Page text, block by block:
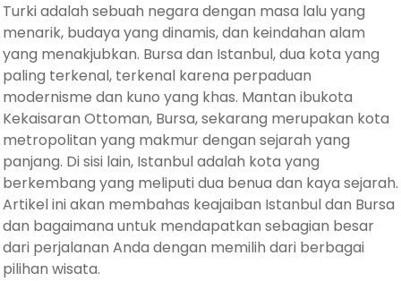
Turki adalah sebuah negara dengan masa lalu yang
menarik, budaya yang dinamis, dan keindahan alam
yang menakjubkan. Bursa dan Istanbul, dua kota yang
paling terkenal, terkenal karena perpaduan
modernisme dan kuno yang khas. Mantan ibukota
Kekaisaran Ottoman, Bursa, sekarang merupakan kota
metropolitan yang makmur dengan sejarah yang
panjang. Di sisi lain, Istanbul adalah kota yang
berkembang yang meliputi dua benua dan kaya sejarah.
Artikel ini akan membahas keajaiban Istanbul dan Bursa
dan bagaimana untuk mendapatkan sebagian besar
dari perjalanan Anda dengan memilih dari berbagai
pilihan wisata.